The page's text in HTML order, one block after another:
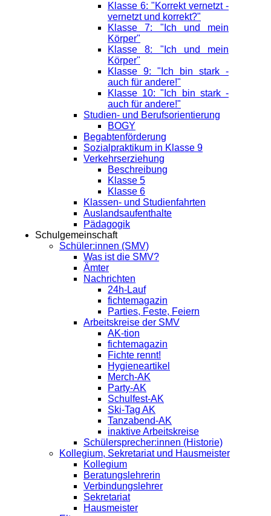
Klasse 6: "Korrekt vernetzt -
vernetzt und korrekt?"
Klasse 7: "Ich und mein
Körper"
Klasse 8: "Ich und mein
Körper"
Klasse 9: "Ich bin stark -
auch für andere!"
Klasse 10: "Ich bin stark -
auch für andere!"
Studien- und Berufsorientierung
BOGY
Begabtenförderung
Sozialpraktikum in Klasse 9
Verkehrserziehung
Beschreibung
Klasse 5
Klasse 6
Klassen- und Studienfahrten
Auslandsaufenthalte
Pädagogik
Schulgemeinschaft
Schüler:innen (SMV)
Was ist die SMV?
Ämter
Nachrichten
24h-Lauf
fichtemagazin
Parties, Feste, Feiern
Arbeitskreise der SMV
AK-tion
fichtemagazin
Fichte rennt!
Hygieneartikel
Merch-AK
Party-AK
Schulfest-AK
Ski-Tag AK
Tanzabend-AK
inaktive Arbeitskreise
Schülersprecher:innen (Historie)
Kollegium, Sekretariat und Hausmeister
Kollegium
Beratungslehrerin
Verbindungslehrer
Sekretariat
Hausmeister